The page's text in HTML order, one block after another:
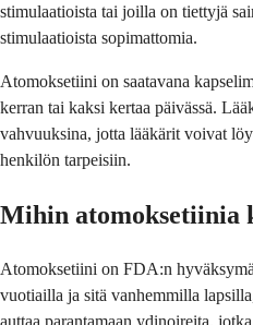
stimulaatioista tai joilla on tiettyjä
stimulaatioista sopimattomia.
Atomoksetiini on saatavana
kerran tai kaksi kertaa päivässä.
vahvuuksina, jotta lääkärit voivat
henkilön tarpeisiin.
Mihin atomoksetiinia
Atomoksetiini on FDA:n
vuotiailla ja sitä vanhemmilla
auttaa parantamaan ydinoireita,